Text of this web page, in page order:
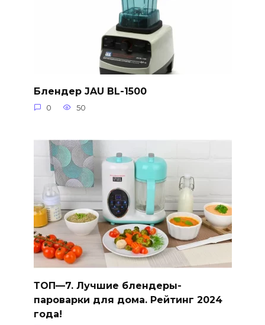
Блендер JAU BL-1500
0 50
ТОП—7. Лучшие блендеры-
пароварки для дома. Рейтинг 2024
года!